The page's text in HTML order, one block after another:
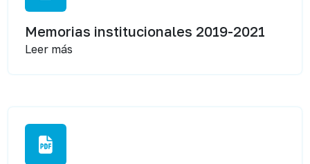
Memorias institucionales 2019-2021
Leer más